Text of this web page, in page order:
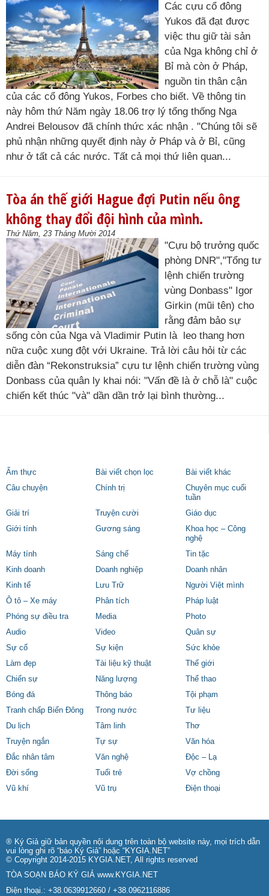
Các cựu cổ đông
Yukos đã đạt được
việc thu giữ tài sản
của Nga không chỉ ở
Bỉ mà còn ở Pháp,
nguồn tin thân cận
của các cổ đông Yukos, Forbes cho biết. Về thông tin
này hôm thứ Năm ngày 18.06 trợ lý tổng thống Nga
Andrei Belousov đã chính thức xác nhận . "Chúng tôi sẽ
phủ nhận những quyết định này ở Pháp và ở Bỉ, cũng
như ở tất cả các nước. Tất cả mọi thứ liên quan...
Tòa án thế giới Hague đợi Putin nếu ông
không thay đổi đội hình của mình.
Thứ Năm, 23 Tháng Mười 2014
"Cựu bộ trưởng quốc
phòng DNR","Tổng tư
lệnh chiến trường
vùng Donbass" Igor
Girkin (mũi tên) cho
rằng đảm bảo sự
sống còn của Nga và Vladimir Putin là leo thang hơn
nữa cuộc xung đột với Ukraine. Trả lời câu hỏi từ các
diễn đàn “Rekonstruksia” cựu tư lệnh chiến trường vùng
Donbass của quân ly khai nói: "Vấn đề là ở chỗ là" cuộc
chiến kết thúc "và" dần dần trở lại bình thường...
Ẩm thực Bài viết chọn lọc
Bài viết khác
Câu chuyện
Chính trị
Chuyên mục cuối
tuần
Giải trí
Truyện cười
Giáo dục
Giới tính
Gương sáng
Khoa học – Công
nghệ
Máy tính
Sáng chế
Tin tặc
Kinh doanh
Doanh nghiệp
Doanh nhân
Kinh tế
Lưu Trữ
Người Việt mình
Ô tô – Xe máy
Phân tích
Pháp luật
Phóng sự điều tra
Media
Photo
Audio
Video
Quân sự
Sự cố
Sự kiện
Sức khỏe
Làm đẹp
Tài liệu kỹ thuật
Thế giới
Chiến sự
Năng lượng
Thể thao
Bóng đá
Thông báo
Tội phạm
Tranh chấp Biển Đông
Trong nước
Tư liệu
Du lịch
Tâm linh
Thơ
Truyện ngắn
Tự sự
Văn hóa
Đắc nhân tâm
Văn nghệ
Độc – Lạ
Đời sống
Tuổi trẻ
Vợ chồng
Vũ khí
Vũ trụ Điện thoại
® Ký Giả giữ bản quyền nội dung trên toàn bộ website này, mọi trích dẫn
vui lòng ghi rõ “báo Ký Giả” hoặc “KYGIA.NET”
© Copyright 2014-2015 KYGIA.NET, All rights reserved
TÒA SOẠN BÁO KÝ GIẢ www.KYGIA.NET
Điện thoại.: +38.0639912660 / +38.0962116886